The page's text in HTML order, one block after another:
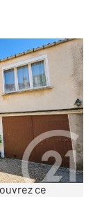
VILLE,
ce